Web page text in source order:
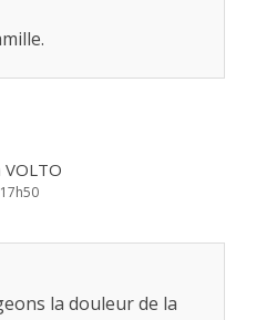
la douleur de la